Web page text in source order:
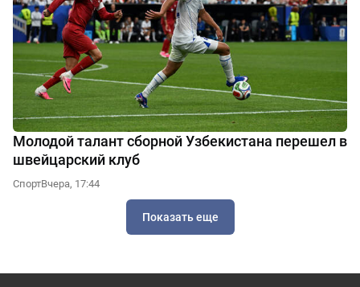
Молодой талант сборной Узбекистана перешел в
швейцарский клуб
СпортВчера, 17:44
Показать еще